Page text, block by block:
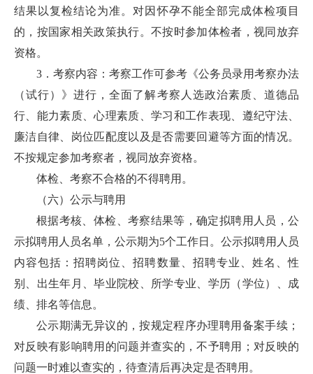
结果以复检结论为准。对因怀孕不能全部完成体检项目
的，按国家相关政策执行。不按时参加体检者，视同放弃
资格。
3．考察内容：考察工作可参考《公务员录用考察办法
（试行）》进行，全面了解考察人选政治素质、道德品
行、能力素质、心理素质、学习和工作表现、遵纪守法、
廉洁自律、岗位匹配度以及是否需要回避等方面的情况。
不按规定参加考察者，视同放弃资格。
体检、考察不合格的不得聘用。
（六）公示与聘用
根据考核、体检、考察结果等，确定拟聘用人员，公
示拟聘用人员名单，公示期为5个工作日。公示拟聘用人员
内容包括：招聘岗位、招聘数量、招聘专业、姓名、性
别、出生年月、毕业院校、所学专业、学历（学位）、成
绩、排名等信息。
公示期满无异议的，按规定程序办理聘用备案手续；
对反映有影响聘用的问题并查实的，不予聘用；对反映的
问题一时难以查实的，待查清后再决定是否聘用。